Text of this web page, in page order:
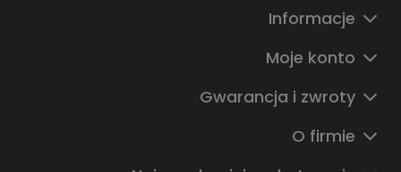
Informacje
Moje konto
Gwarancja i zwroty
O firmie